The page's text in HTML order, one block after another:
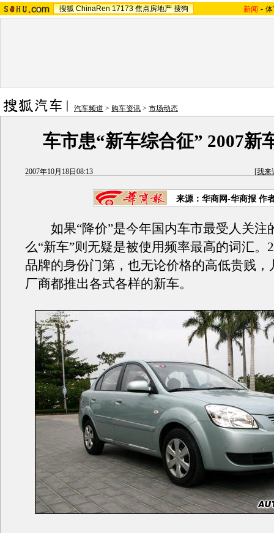
搜狐 ChinaRen 17173 焦点房地产 搜狗 新闻 -
汽车频道 > 购车资讯 > 市场动态
车市患“新车综合征” 2007新
2007年10月18日08:13 [我来
来源：华商网-华商报 作
如果“降价”是今年国内车市最受人关注
么“新车”则无疑是被使用频率最高的词汇。
品牌的身份门第，也无论价格的高低贵贱，
厂商都推出各式各样的新车。